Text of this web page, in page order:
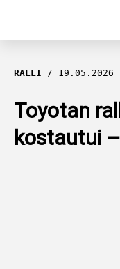
FORMULA 1
RALLI
KALLE ROVANPERÄ
RALLI 19.05.2026
Toyotan
kostautui